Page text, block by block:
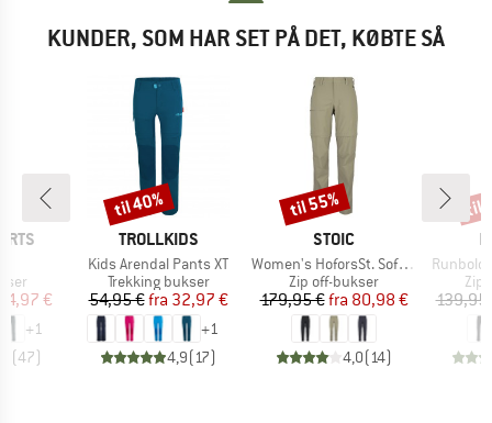
KUNDER, SOM HAR SET PÅ DET, KØBTE SÅ
pris
€
+1
(47)
MÆRKE
TROLLKIDS
Artikel
Kids Arendal Pants XT
Produktgruppe
Trekking bukser
Pris
54,95 € Nedsat pris
fra 32,97 €
+1
4,9(17)
Rabat
til 40%
MÆRKE
STOIC
Artikel
Women's HoforsSt. Softshell Zip-Off Pants Light
Produktgruppe
Zip off-bukser
Pris
179,95 € Nedsat pris
fra 80,98 €
4,0(14)
Rabat
til 55%
Artikel
Runbold
Zip
139,95
til